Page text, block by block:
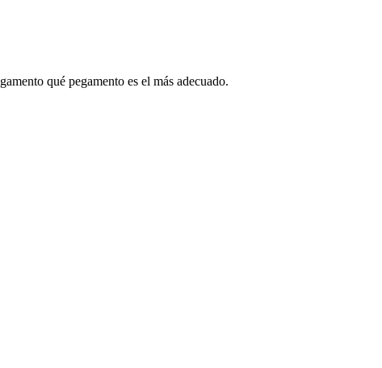
qué pegamento es el más adecuado.